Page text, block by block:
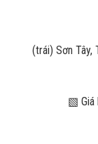
(trái) Sơn Tây,
▧ Giá